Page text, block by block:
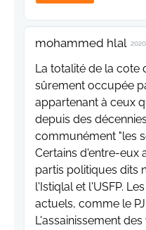
mohammed hlal
La totalité de la cote
sûrement occupée
appartenant à ceux
depuis des
communément "les
Certains d'entre-eux
partis politiques dits
l'Istiqlal et l'USFP.
actuels, comme le
L'assainissement